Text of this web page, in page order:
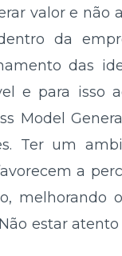
valor e não
da
das
e para isso
Model
Ter um
a
melhorando
estar